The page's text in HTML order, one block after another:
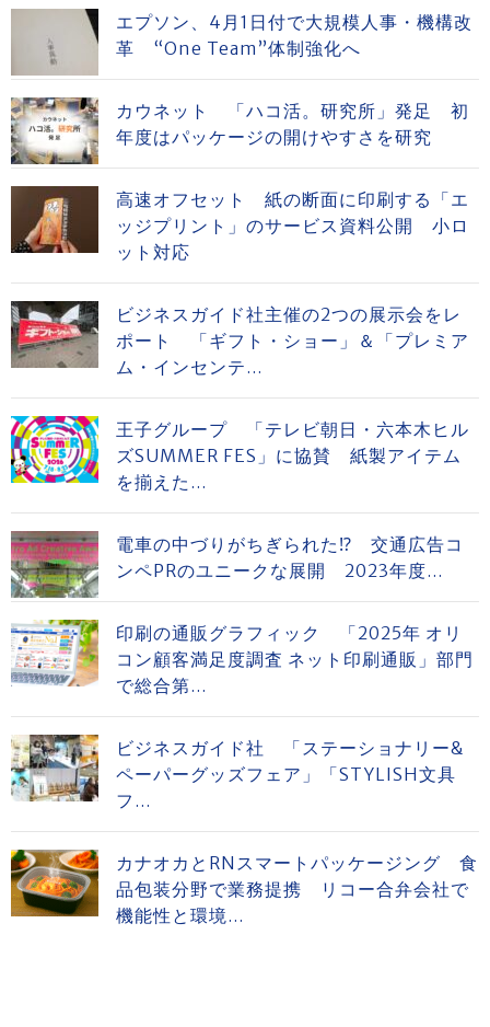
エプソン、4月1日付で大規模人事・機構改
革 “One Team”体制強化へ
カウネット 「ハコ活。研究所」発足 初
年度はパッケージの開けやすさを研究
高速オフセット 紙の断面に印刷する「エ
ッジプリント」のサービス資料公開 小ロ
ット対応
ビジネスガイド社主催の2つの展示会をレ
ポート 「ギフト・ショー」＆「プレミア
ム・インセンテ...
王子グループ 「テレビ朝日・六本木ヒル
ズSUMMER FES」に協賛 紙製アイテム
を揃えた...
電車の中づりがちぎられた⁉ 交通広告コ
ンペPRのユニークな展開 2023年度...
印刷の通販グラフィック 「2025年 オリ
コン顧客満足度調査 ネット印刷通販」部門
で総合第...
ビジネスガイド社 「ステーショナリー&
ペーパーグッズフェア」「STYLISH文具
フ...
カナオカとRNスマートパッケージング 食
品包装分野で業務提携 リコー合弁会社で
機能性と環境...